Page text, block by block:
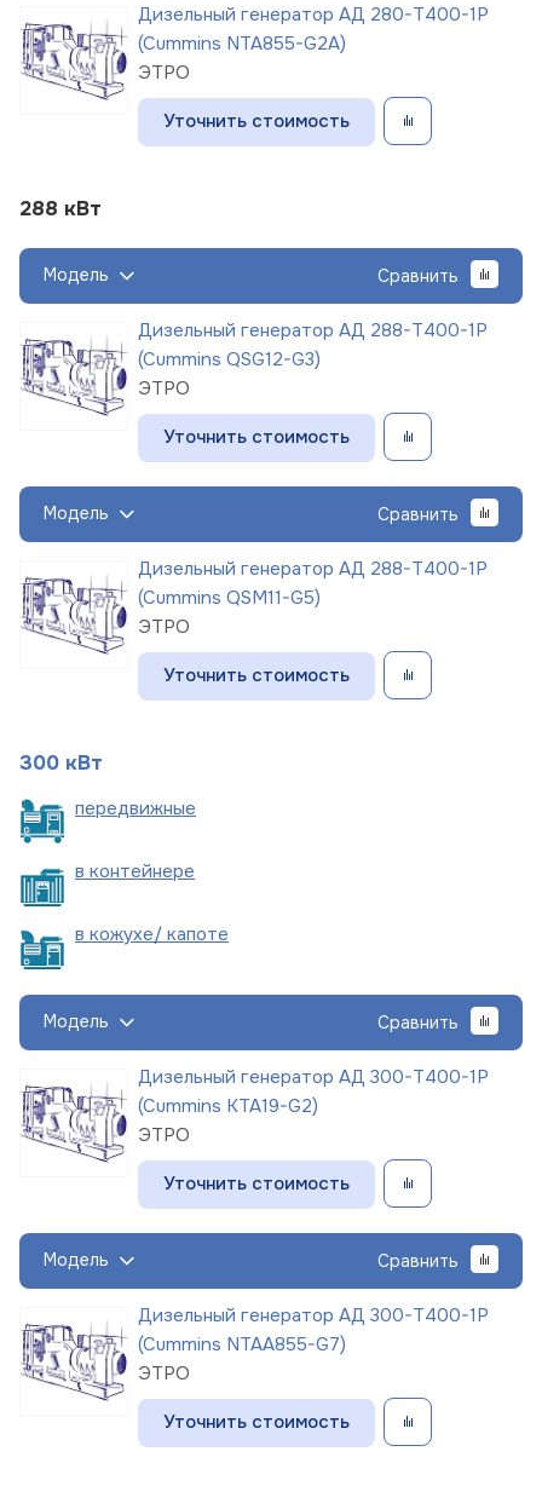
Дизельный генератор АД 280-Т400-1Р
(Cummins NTA855-G2A)
ЭТРО
Уточнить стоимость
288 кВт
Модель Сравнить
Дизельный генератор АД 288-Т400-1Р
(Cummins QSG12-G3)
ЭТРО
Уточнить стоимость
Модель Сравнить
Дизельный генератор АД 288-Т400-1Р
(Cummins QSM11-G5)
ЭТРО
Уточнить стоимость
300 кВт
передвижные
в контейнере
в кожухе/ капоте
Модель Сравнить
Дизельный генератор АД 300-Т400-1Р
(Cummins KTA19-G2)
ЭТРО
Уточнить стоимость
Модель Сравнить
Дизельный генератор АД 300-Т400-1Р
(Cummins NTAA855-G7)
ЭТРО
Уточнить стоимость